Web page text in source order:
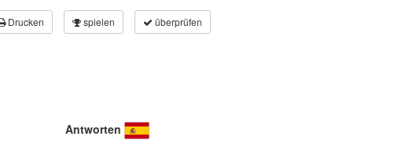
Drucken spielen überprüfen
Antworten